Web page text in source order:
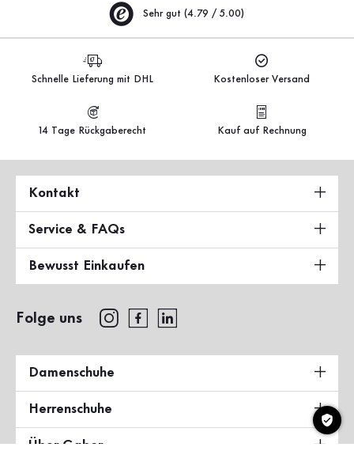
Sehr gut (4.79 / 5.00)
Schnelle Lieferung mit DHL Kostenloser Versand
14 Tage Rückgaberecht Kauf auf Rechnung
Kontakt
Service & FAQs
Bewusst Einkaufen
Folge uns
Damenschuhe
Herrenschuhe
Über Gabor